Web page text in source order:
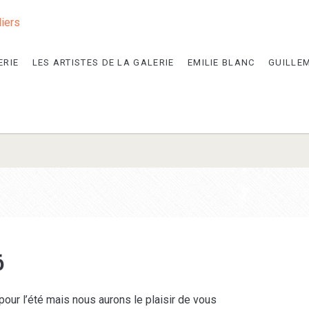
LES ARTISTES DE LA GALERIE EMILIE BLANC
l’été mais nous aurons le plaisir de vous